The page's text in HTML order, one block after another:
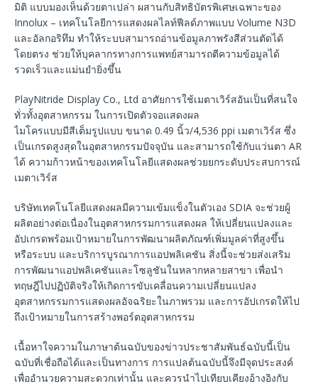
มิติ แบบมองเห็นด้วยตาเปล่า ผสานกับสิทธิบัตรพิเศษเฉพาะของ
Innolux – เทคโนโลยีการแสดงผลไลท์ฟีลด์ภาพแบบ Volume N3D
และอัลกอริทึม ทำให้ระบบสามารถอ่านข้อมูลภาพรังสีส่วนตัดได้
โดยตรง ช่วยให้บุคลากรทางการแพทย์สามารถตีความข้อมูลได้
รวดเร็วและแม่นยำยิ่งขึ้น
PlayNitride Display Co., Ltd อาศัยการใช้เมตาเวิร์สอันเป็นที่สนใจ
ทั่วทั้งอุตสาหกรรม ในการเปิดตัวจอแสดงผล
ไมโครแบบมีสีเต็มรูปแบบ ขนาด 0.49 นิ้ว/4,536 ppi เมตาเวิร์ส ซึ่ง
เป็นเกรดสูงสุดในอุตสาหกรรมปัจจุบัน และสามารถใช้กับแว่นตา AR
ได้ ความก้าวหน้าของเทคโนโลยีแสดงผลช่วยยกระดับประสบการณ์
เมตาเวิร์ส
บริษัทเทคโนโลยีแสดงผลมีความเข้มแข็งในตัวเอง SDIA จะช่วยผู้
ผลิตอย่างต่อเนื่องในอุตสาหกรรมการแสดงผล ให้เปลี่ยนแปลงและ
อัปเกรดพร้อมเป้าหมายในการพัฒนาผลิตภัณฑ์เพิ่มมูลค่าที่สูงขึ้น
หรือระบบ และบริการบูรณาการแอปพลิเคชัน สิ่งนี้จะช่วยส่งเสริม
การพัฒนาแอปพลิเคชันและโซลูชันในหลากหลายสาขา เพื่อนำ
ทฤษฎีไปปฏิบัติจริงให้เกิดการขับเคลื่อนความเปลี่ยนแปลง
อุตสาหกรรมการแสดงผลอัจฉริยะในภาพรวม และการอัปเกรดให้ไป
ถึงเป้าหมายในการสร้างพอร์ตอุตสาหกรรม
เนื้อหาใจความในภาษาต้นฉบับของข่าวประชาสัมพันธ์ฉบับนี้เป็น
ฉบับที่เชื่อถือได้และเป็นทางการ การแปลต้นฉบับนี้จึงมีจุดประสงค์
เพื่ออำนวยความสะดวกเท่านั้น และควรนำไปเทียบเคียงอ้างอิงกับ